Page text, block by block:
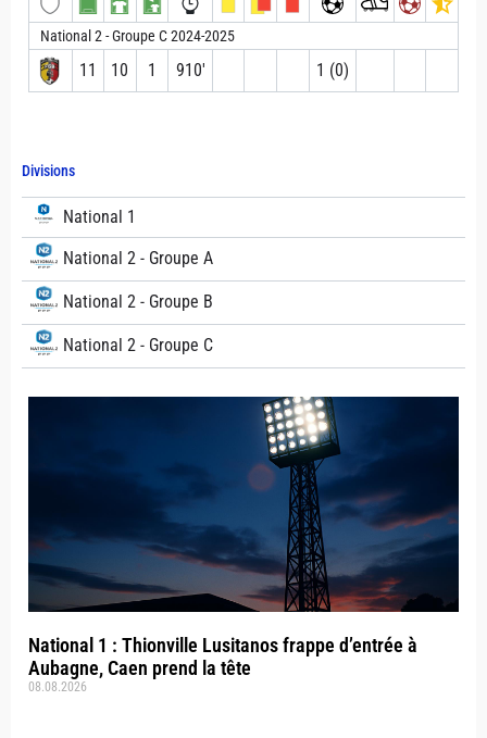
Divisions
National 1
National 2 - Groupe A
National 2 - Groupe B
National 2 - Groupe C
National 1 : Thionville Lusitanos frappe d’entrée à
Aubagne, Caen prend la tête
08.08.2026
National 2 - Groupe C 2024-2025
11 10 1 910′ 1 (0)